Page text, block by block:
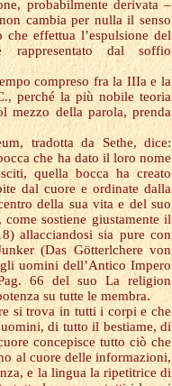
probabilmente derivata –
cambia per nulla il senso
effettua l’espulsione del
dal soffio
compreso fra la IIIa e la
perché la più nobile teoria
mezzo della parola, prenda
tradotta da Sethe, dice:
che ha dato il loro nome
quella bocca ha creato
dal cuore e ordinate dalla
della sua vita e del suo
sostiene giustamente il
allacciandosi sia pure con
(Das Götterlchere von
uomini dell’Antico Impero
66 del suo La religion
su tutte le membra.
si trova in tutti i corpi e che
di tutto il bestiame, di
concepisce tutto ciò che
al cuore delle informazioni,
e la lingua la ripetitrice di